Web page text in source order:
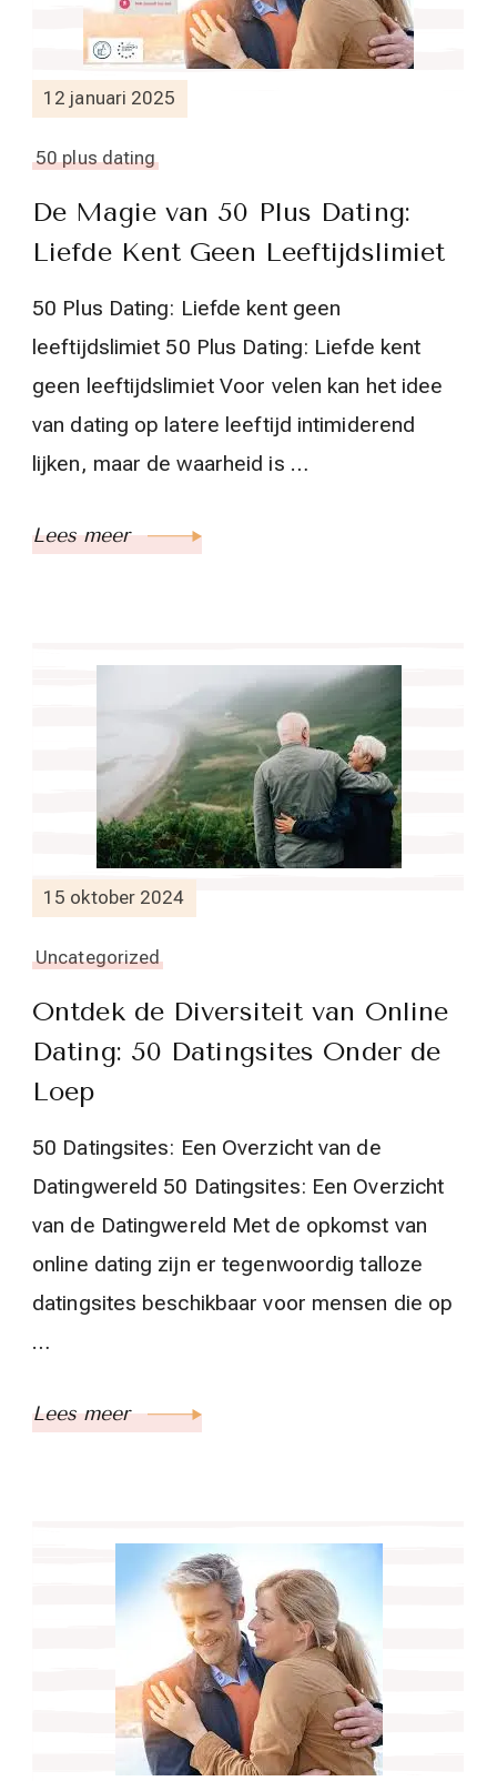
12 januari 2025
50 plus dating
De Magie van 50 Plus Dating:
Liefde Kent Geen Leeftijdslimiet
50 Plus Dating: Liefde kent geen
leeftijdslimiet 50 Plus Dating: Liefde kent
geen leeftijdslimiet Voor velen kan het idee
van dating op latere leeftijd intimiderend
lijken, maar de waarheid is …
Lees meer
15 oktober 2024
Uncategorized
Ontdek de Diversiteit van Online
Dating: 50 Datingsites Onder de
Loep
50 Datingsites: Een Overzicht van de
Datingwereld 50 Datingsites: Een Overzicht
van de Datingwereld Met de opkomst van
online dating zijn er tegenwoordig talloze
datingsites beschikbaar voor mensen die op
…
Lees meer